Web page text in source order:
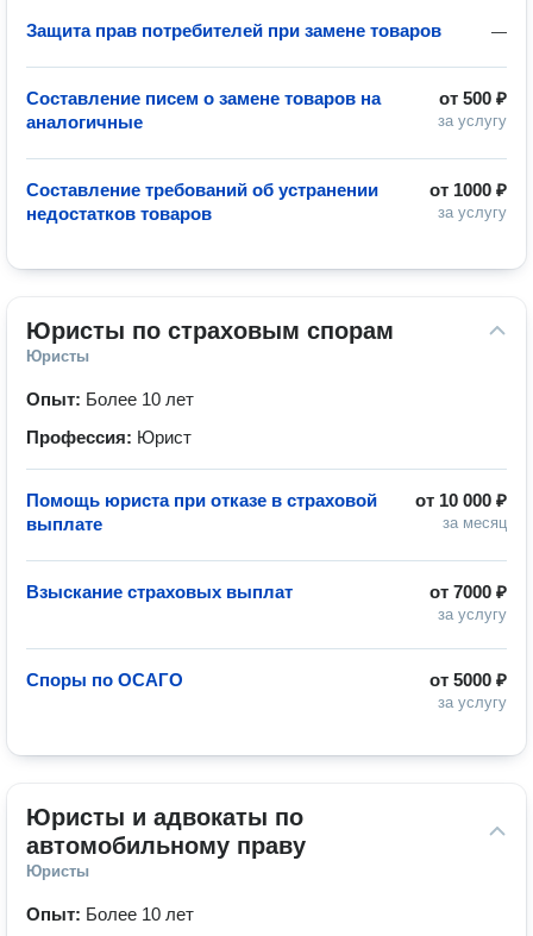
—
Защита прав потребителей при замене товаров
от 500 ₽
за услугу
Составление писем о замене товаров на
аналогичные
от 1000 ₽
за услугу
Составление требований об устранении
недостатков товаров
Юристы по страховым спорам
Юристы
Опыт: Более 10 лет
Профессия: Юрист
от 10 000 ₽
за месяц
Помощь юриста при отказе в страховой
выплате
от 7000 ₽
за услугу
Взыскание страховых выплат
от 5000 ₽
за услугу
Споры по ОСАГО
Юристы и адвокаты по
автомобильному праву
Юристы
Опыт: Более 10 лет